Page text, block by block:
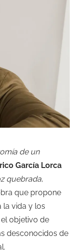
de un
García Lorca
quebrada,
que propone
la vida y los
objetivo de
desconocidos de